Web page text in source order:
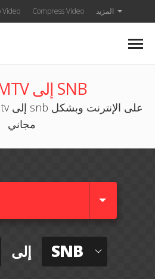
Video Compress Video المزيد
محول MTV إلى SNB
مجاني
إلى SNB